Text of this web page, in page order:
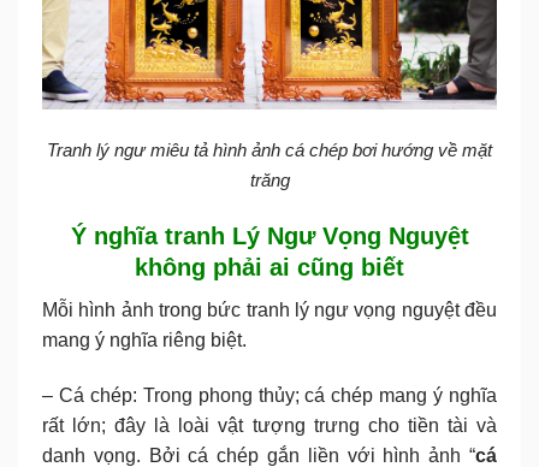
Tranh lý ngư miêu tả hình ảnh cá chép bơi hướng về mặt
trăng
Ý nghĩa tranh Lý Ngư Vọng Nguyệt
không phải ai cũng biết
Mỗi hình ảnh trong bức tranh lý ngư vọng nguyệt đều
mang ý nghĩa riêng biệt.
– Cá chép: Trong phong thủy; cá chép mang ý nghĩa
rất lớn; đây là loài vật tượng trưng cho tiền tài và
danh vọng. Bởi cá chép gắn liền với hình ảnh “cá